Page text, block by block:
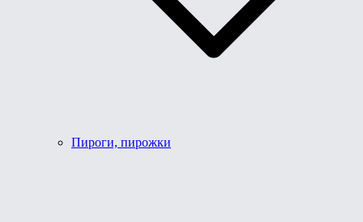
Пироги, пирожки